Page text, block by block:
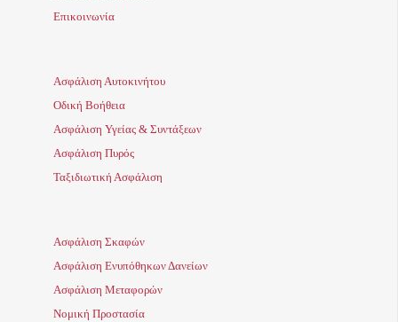
Επικοινωνία
Ασφάλιση Αυτοκινήτου
Οδική Βοήθεια
Ασφάλιση Υγείας & Συντάξεων
Ασφάλιση Πυρός
Ταξιδιωτική Ασφάλιση
Ασφάλιση Σκαφών
Ασφάλιση Ενυπόθηκων Δανείων
Ασφάλιση Μεταφορών
Νομική Προστασία